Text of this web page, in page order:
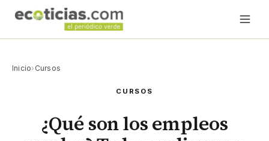
Inicio› Cursos
CURSOS
¿Qué son los empleos